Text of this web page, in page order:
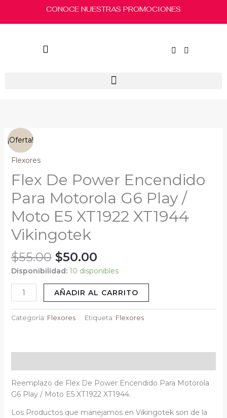
CONOCE NUESTRAS PROMOCIONES
¡Oferta!
Flexores
Flex De Power Encendido
Para Motorola G6 Play /
Moto E5 XT1922 XT1944
Vikingotek
$55.00
$55.00.
$50.00
$50.00.
Disponibilidad: 10 disponibles
Flex
De
Power
Para
Motorola
G6
Play
Moto
XT1922
XT1944
Vikingotek
cantidad
AÑADIR AL CARRITO
Categoría: Flexores Etiqueta: Flexores
Reemplazo de Flex De Power Encendido Para Motorola
G6 Play / Moto E5 XT1922 XT1944.
Los Productos que manejamos en Vikingotek son de la